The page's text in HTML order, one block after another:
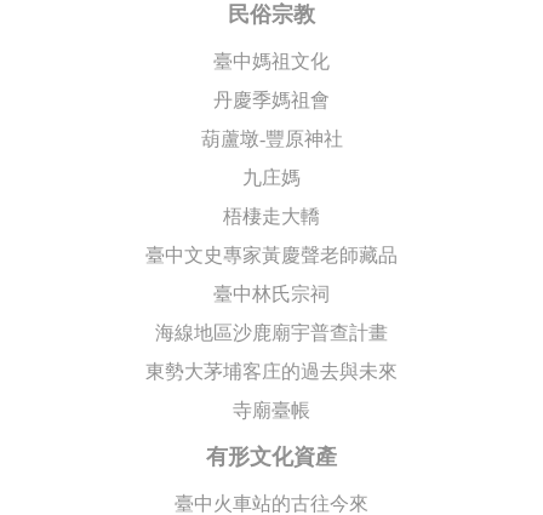
民俗宗教
臺中媽祖文化
丹慶季媽祖會
葫蘆墩-豐原神社
九庄媽
梧棲走大轎
臺中文史專家黃慶聲老師藏品
臺中林氏宗祠
海線地區沙鹿廟宇普查計畫
東勢大茅埔客庄的過去與未來
寺廟臺帳
有形文化資產
臺中火車站的古往今來